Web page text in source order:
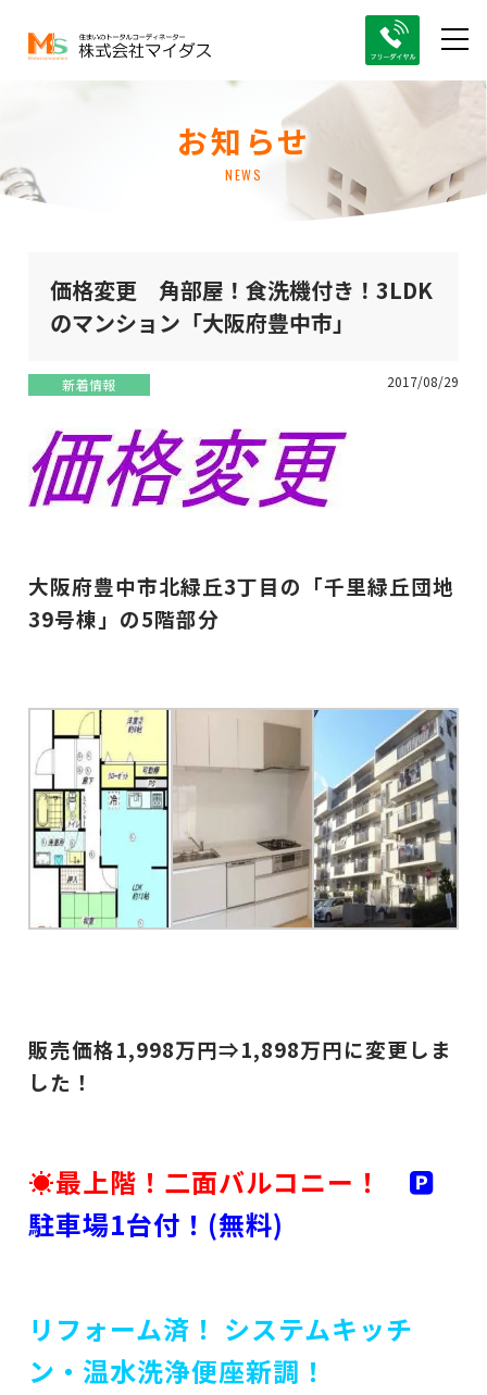
お知らせ
NEWS
価格変更 角部屋！食洗機付き！3LDK
のマンション「大阪府豊中市」
新着情報 2017/08/29
大阪府豊中市北緑丘3丁目の「千里緑丘団地
39号棟」の5階部分
販売価格1,998万円⇒1,898万円に変更しま
した！
☀最上階！二面バルコニー！ 🅿
駐車場1台付！(無料)
リフォーム済！ システムキッチ
ン・温水洗浄便座新調！